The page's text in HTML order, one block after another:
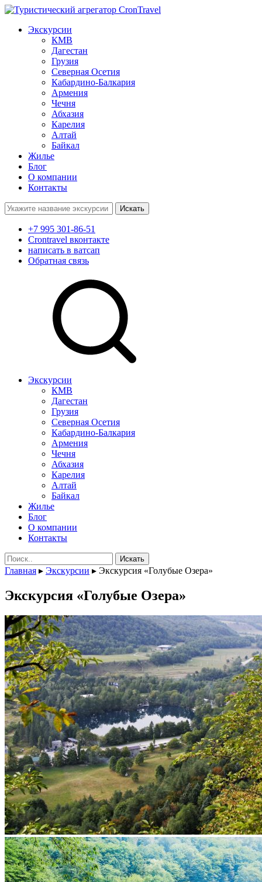
Экскурсии
КМВ
Дагестан
Грузия
Северная Осетия
Кабардино-Балкария
Армения
Чечня
Абхазия
Карелия
Алтай
Байкал
Жилье
Блог
О компании
Контакты
Поиск:
+7 995 301-86-51
Crontravel вконтакте
написать в ватсап
Обратная связь
Экскурсии
КМВ
Дагестан
Грузия
Северная Осетия
Кабардино-Балкария
Армения
Чечня
Абхазия
Карелия
Алтай
Байкал
Жилье
Блог
О компании
Контакты
Поиск:
Главная ▸ Экскурсии ▸ Экскурсия «Голубые Озера»
Экскурсия «Голубые Озера»